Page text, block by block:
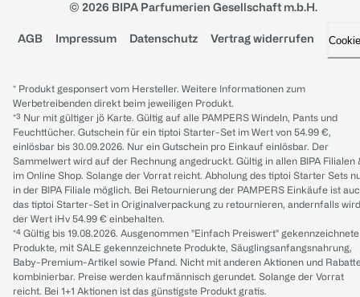
© 2026 BIPA Parfumerien Gesellschaft m.b.H.
AGB Impressum Datenschutz Vertrag widerrufen
* Produkt gesponsert vom Hersteller. Weitere Informationen zum
Werbetreibenden direkt beim jeweiligen Produkt.
*³ Nur mit gültiger jö Karte. Gültig auf alle PAMPERS Windeln, Pants und
Feuchttücher. Gutschein für ein tiptoi Starter-Set im Wert von 54.99 €,
einlösbar bis 30.09.2026. Nur ein Gutschein pro Einkauf einlösbar. Der
Sammelwert wird auf der Rechnung angedruckt. Gültig in allen BIPA Filialen
im Online Shop. Solange der Vorrat reicht. Abholung des tiptoi Starter Sets
in der BIPA Filiale möglich. Bei Retournierung der PAMPERS Einkäufe ist
das tiptoi Starter-Set in Originalverpackung zu retournieren, andernfalls wird
der Wert iHv 54.99 € einbehalten.
*⁴ Gültig bis 19.08.2026. Ausgenommen "Einfach Preiswert" gekennzeichnete
Produkte, mit SALE gekennzeichnete Produkte, Säuglingsanfangsnahrung,
Baby-Premium-Artikel sowie Pfand. Nicht mit anderen Aktionen und
kombinierbar. Preise werden kaufmännisch gerundet. Solange der Vorrat
reicht. Bei 1+1 Aktionen ist das günstigste Produkt gratis.